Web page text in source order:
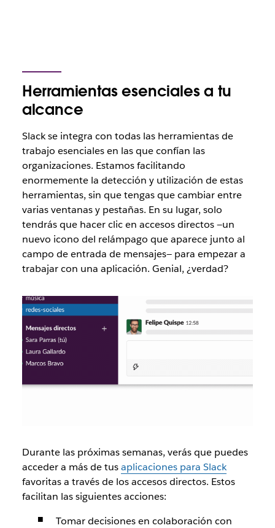
Herramientas esenciales a tu
alcance
Slack se integra con todas las herramientas de
trabajo esenciales en las que confían las
organizaciones. Estamos facilitando
enormemente la detección y utilización de estas
herramientas, sin que tengas que cambiar entre
varias ventanas y pestañas. En su lugar, solo
tendrás que hacer clic en accesos directos —un
nuevo icono del relámpago que aparece junto al
campo de entrada de mensajes— para empezar a
trabajar con una aplicación. Genial, ¿verdad?
Durante las próximas semanas, verás que puedes
acceder a más de tusaplicaciones para Slack
favoritas a través de los accesos directos. Estos
facilitan las siguientes acciones:
Tomar decisiones en colaboración con